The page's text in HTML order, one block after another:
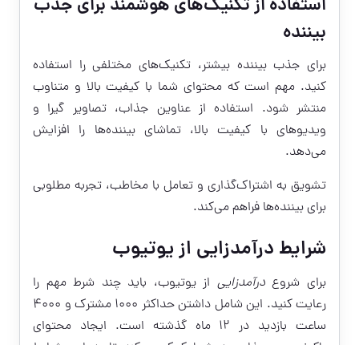
استفاده از تکنیک‌های هوشمند برای جذب
بیننده
برای جذب بیننده بیشتر، تکنیک‌های مختلفی را استفاده
کنید. مهم است که محتوای شما با کیفیت بالا و متناوب
منتشر شود. استفاده از عناوین جذاب، تصاویر گیرا و
ویدیوهای با کیفیت بالا، تماشای بیننده‌ها را افزایش
می‌دهد.
تشویق به اشتراک‌گذاری و تعامل با مخاطب، تجربه مطلوبی
برای بیننده‌ها فراهم می‌کند.
شرایط درآمدزایی از یوتیوب
برای شروعدرآمدزایی از یوتیوب، باید چند شرط مهم را
رعایت کنید. این شامل داشتن حداکثر ۱۰۰۰ مشترک و ۴۰۰۰
ساعت بازدید در ۱۲ ماه گذشته است. ایجاد محتوای